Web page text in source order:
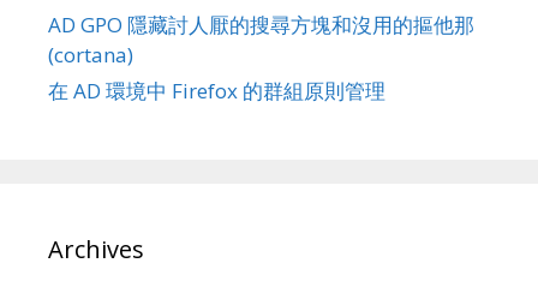
AD GPO 隱藏討人厭的搜尋方塊和沒用的摳他那
(cortana)
在 AD 環境中 Firefox 的群組原則管理
Archives